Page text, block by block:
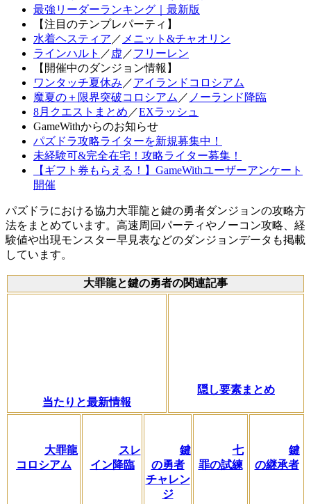
最強リーダーランキング｜最新版
【注目のテンプレパーティ】
水着ヘスティア ／ メニット&チャオリン
ラインハルト ／ 虚 ／フリーレン
【開催中のダンジョン情報】
ワンタッチ夏休み ／アイランドコロシアム
魔夏の＋限界突破コロシアム ／ ノーランド降臨
8月クエストまとめ ／EXラッシュ
GameWithからのお知らせ
パズドラ攻略ライターを新規募集中！
未経験可&完全在宅！攻略ライター募集！
【ギフト券もらえる！】GameWithユーザーアンケート
開催
パズドラにおける協力大罪龍と鍵の勇者ダンジョンの攻略方
法をまとめています。高速周回パーティやノーコン攻略、経
験値や出現モンスター早見表などのダンジョンデータも掲載
しています。
大罪龍と鍵の勇者の関連記事
当たりと最新情報
隠し要素まとめ
大罪龍
コロシアム
スレ
イン降臨
鍵
の勇者
チャレン
ジ
七
罪の試練
鍵
の継承者